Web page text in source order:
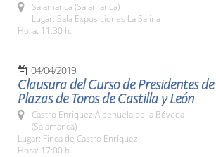
Salamanca (Salamanca)
Lugar: Sala Exposiciones La Salina
Hora: 11:30 h.
04/04/2019
Clausura del Curso de Presidentes de
Plazas de Toros de Castilla y León
Castro Enriquez Aldehuela de la Bóveda
(Salamanca)
Lugar: Finca de Castro Enríquez
Hora: 17:00 h.